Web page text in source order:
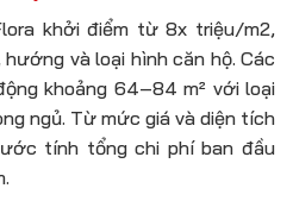
khởi điểm từ 8x triệu/m2,
và loại hình căn hộ. Các
khoảng 64–84 m² với loại
ngủ. Từ mức giá và diện tích
tính tổng chi phí ban đầu